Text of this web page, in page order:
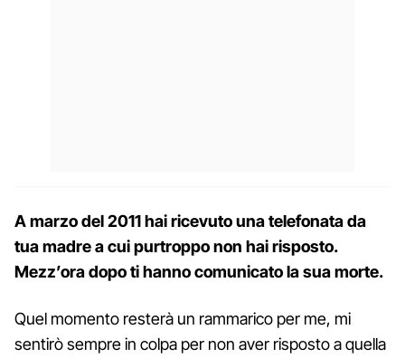
A marzo del 2011 hai ricevuto una telefonata da
tua madre a cui purtroppo non hai risposto.
Mezz’ora dopo ti hanno comunicato la sua morte.
Quel momento resterà un rammarico per me, mi
sentirò sempre in colpa per non aver risposto a quella